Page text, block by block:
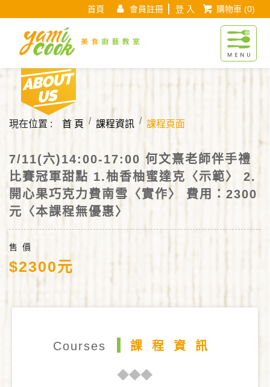
首頁 會員註冊 登 入 購物車(0)
Yamicook美食
現在位置 : 首 頁 課程資訊 課程頁面
7/11(六)14:00-17:00 何文熹老師伴手禮
比賽冠軍甜點 1.柚香柚蜜達克〈示範〉 2.
開心果巧克力費南雪〈實作〉 費用：2300
元〈本課程無優惠〉
售 價
$2300元
Courses 課程資訊